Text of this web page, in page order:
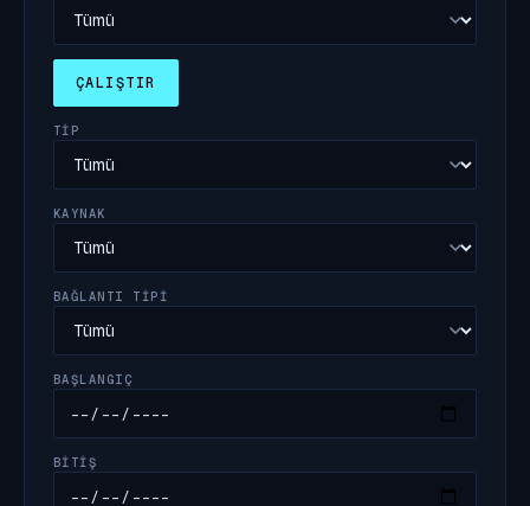
ÇALIŞTIR
TIP
KAYNAK
BAĞLANTI TIPI
BAŞLANGIÇ
BITIŞ